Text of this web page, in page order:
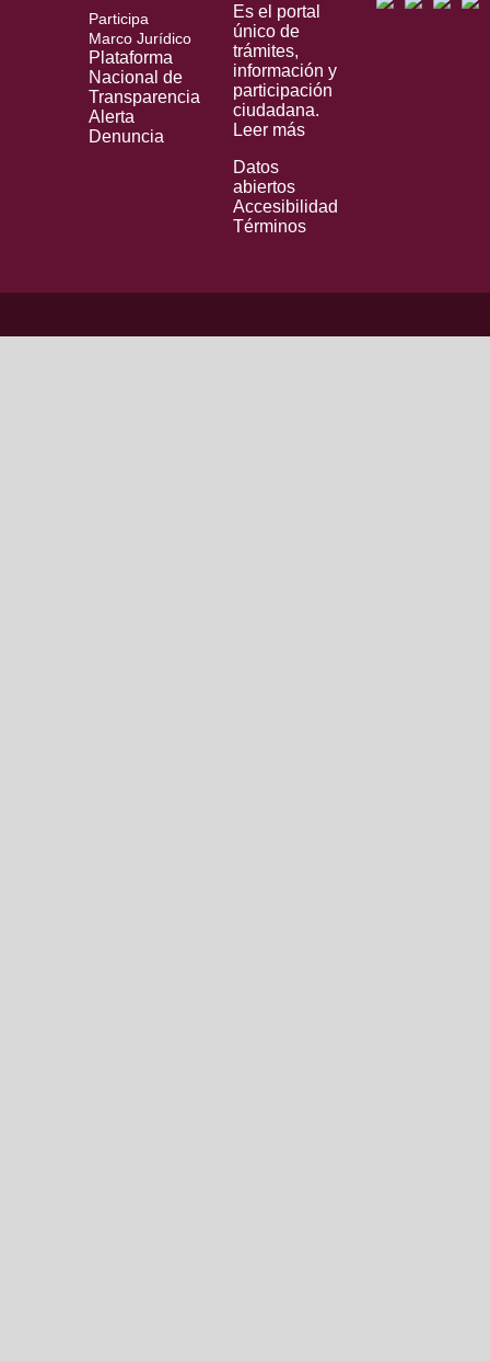
Participa
Marco Jurídico
Plataforma
Nacional de
Transparencia
Alerta
Denuncia
Es el portal
único de
trámites,
información y
participación
ciudadana.
Leer más
Datos
abiertos
Accesibilidad
Términos